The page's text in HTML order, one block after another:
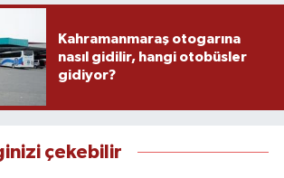
Kahramanmaraş otogarına
nasıl gidilir, hangi otobüsler
gidiyor?
çekebilir